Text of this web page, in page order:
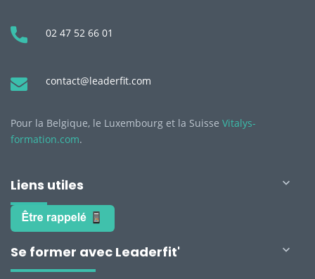
02 47 52 66 01
contact@leaderfit.com
Pour la Belgique, le Luxembourg et la Suisse Vitalys-
formation.com.
Liens utiles 
Se former avec Leaderfit' 